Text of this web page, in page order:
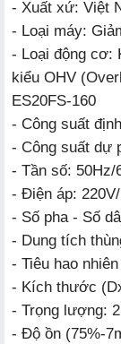
- Xuất xứ: Việt
- Loại máy:
- Loại động cơ:
kiểu OHV
ES20FS-160
- Công suất
- Công suất dự
- Tần số: 50Hz/
- Điện áp:
- Số pha - Số
- Dung tích
- Tiêu hao
- Kích thước
- Trọng lượng:
- Độ ồn (75%-